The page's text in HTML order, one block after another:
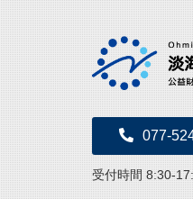
077-
受付時間 8:30-